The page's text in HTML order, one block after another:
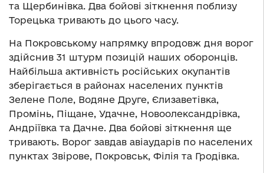
та Щербинівка. Два бойові зіткнення поблизу
Торецька тривають до цього часу.
На Покровському напрямку впродовж дня ворог
здійснив 31 штурм позицій наших оборонців.
Найбільша активність російських окупантів
зберігається в районах населених пунктів
Зелене Поле, Водяне Друге, Єлизаветівка,
Промінь, Піщане, Удачне, Новоолександрівка,
Андріївка та Дачне. Два бойові зіткнення ще
тривають. Ворог завдав авіаударів по населених
пунктах Звірове, Покровськ, Філія та Гродівка.